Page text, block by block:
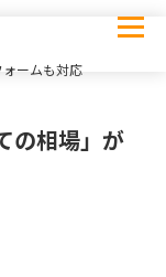
ームも対応
の相場」が